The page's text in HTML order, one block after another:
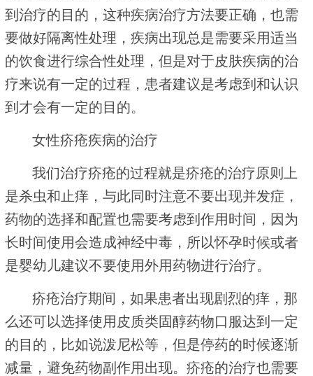
到治疗的目的，这种疾病治疗方法要正确，也需
要做好隔离性处理，疾病出现总是需要采用适当
的饮食进行综合性处理，但是对于皮肤疾病的治
疗来说有一定的过程，患者建议是考虑到和认识
到才会有一定的目的。
女性疥疮疾病的治疗
我们治疗疥疮的过程就是疥疮的治疗原则上
是杀虫和止痒，与此同时注意不要出现并发症，
药物的选择和配置也需要考虑到作用时间，因为
长时间使用会造成神经中毒，所以怀孕时候或者
是婴幼儿建议不要使用外用药物进行治疗。
疥疮治疗期间，如果患者出现剧烈的痒，那
么还可以选择使用皮质类固醇药物口服达到一定
的目的，比如说泼尼松等，但是停药的时候逐渐
减量，避免药物副作用出现。疥疮的治疗也需要